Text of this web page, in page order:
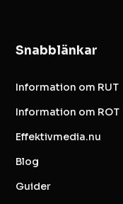
Snabblänkar
Information om RUT
Information om ROT
Effektivmedia.nu
Blog
Guider